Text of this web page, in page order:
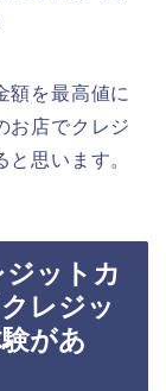
額を最高値に
お店でクレジ
思います。
ットカ
レジッ
があ